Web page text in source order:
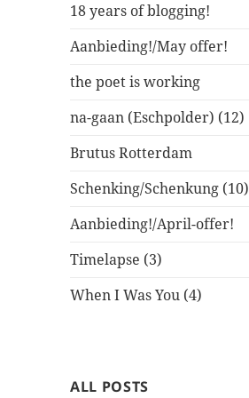
18 years of blogging!
Aanbieding!/May offer!
the poet is working
na-gaan (Eschpolder) (12)
Brutus Rotterdam
Schenking/Schenkung (10)
Aanbieding!/April-offer!
Timelapse (3)
When I Was You (4)
ALL POSTS